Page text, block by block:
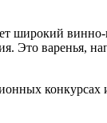
широкий
Это варенья,